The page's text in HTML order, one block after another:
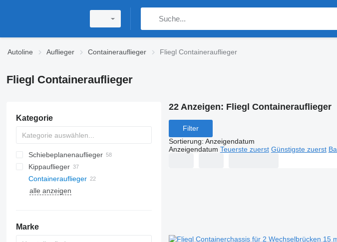
Autoline Auflieger Containerauflieger Fliegl Containerauflieger
Fliegl Containerauflieger
Kategorie
Schiebeplanenauflieger
Kippauflieger
Containerauflieger
alle anzeigen
Marke
22 Anzeigen: Fliegl Containerauflieger
Filter
Sortierung: Anzeigendatum
Anzeigendatum Teuerste zuerst Günstigste zuerst